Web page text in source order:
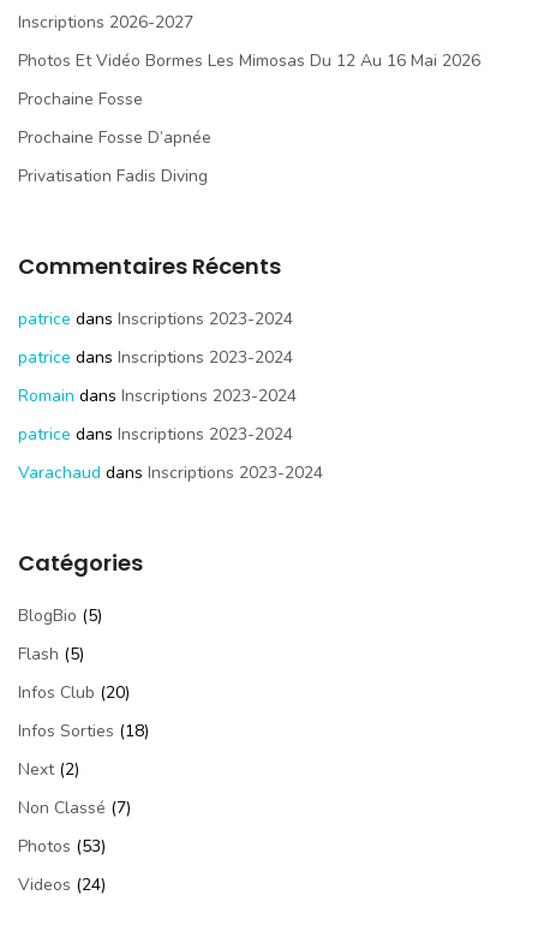
Inscriptions 2026-2027
Photos Et Vidéo Bormes Les Mimosas Du 12 Au 16 Mai 2026
Prochaine Fosse
Prochaine Fosse D’apnée
Privatisation Fadis Diving
Commentaires Récents
patrice dans Inscriptions 2023-2024
patrice dans Inscriptions 2023-2024
Romain dans Inscriptions 2023-2024
patrice dans Inscriptions 2023-2024
Varachaud dans Inscriptions 2023-2024
Catégories
BlogBio (5)
Flash (5)
Infos Club (20)
Infos Sorties (18)
Next(2)
Non Classé (7)
Photos (53)
Videos (24)